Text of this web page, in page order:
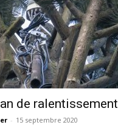
de ralentissement
- 15 septembre 2020